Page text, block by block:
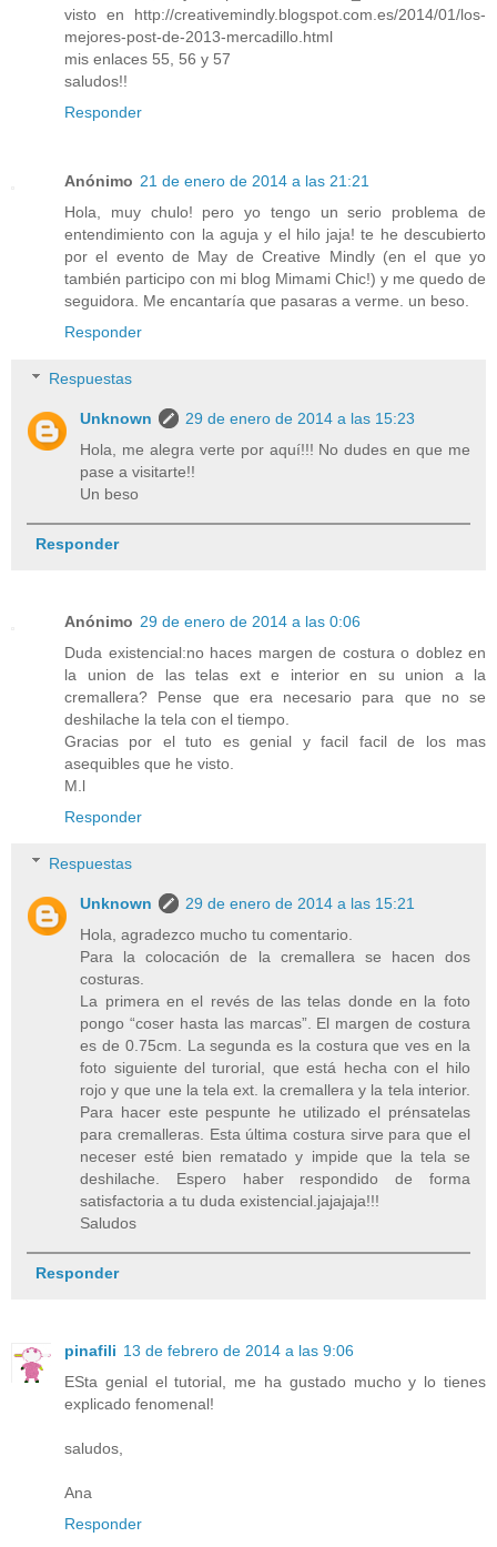
visto en http://creativemindly.blogspot.com.es/2014/01/los-
mejores-post-de-2013-mercadillo.html
mis enlaces 55, 56 y 57
saludos!!
Responder
Anónimo 21 de enero de 2014 a las 21:21
Hola, muy chulo! pero yo tengo un serio problema de
entendimiento con la aguja y el hilo jaja! te he descubierto
por el evento de May de Creative Mindly (en el que yo
también participo con mi blog Mimami Chic!) y me quedo de
seguidora. Me encantaría que pasaras a verme. un beso.
Responder
Respuestas
Unknown
29 de enero de 2014 a las 15:23
Hola, me alegra verte por aquí!!! No dudes en que me
pase a visitarte!!
Un beso
Responder
Anónimo 29 de enero de 2014 a las 0:06
Duda existencial:no haces margen de costura o doblez en
la union de las telas ext e interior en su union a la
cremallera? Pense que era necesario para que no se
deshilache la tela con el tiempo.
Gracias por el tuto es genial y facil facil de los mas
asequibles que he visto.
M.l
Responder
Respuestas
Unknown
29 de enero de 2014 a las 15:21
Hola, agradezco mucho tu comentario.
Para la colocación de la cremallera se hacen dos
costuras.
La primera en el revés de las telas donde en la foto
pongo “coser hasta las marcas”. El margen de costura
es de 0.75cm. La segunda es la costura que ves en la
foto siguiente del turorial, que está hecha con el hilo
rojo y que une la tela ext. la cremallera y la tela interior.
Para hacer este pespunte he utilizado el prénsatelas
para cremalleras. Esta última costura sirve para que el
neceser esté bien rematado y impide que la tela se
deshilache. Espero haber respondido de forma
satisfactoria a tu duda existencial.jajajaja!!!
Saludos
Responder
pinafili 13 de febrero de 2014 a las 9:06
ESta genial el tutorial, me ha gustado mucho y lo tienes
explicado fenomenal!
saludos,
Ana
Responder